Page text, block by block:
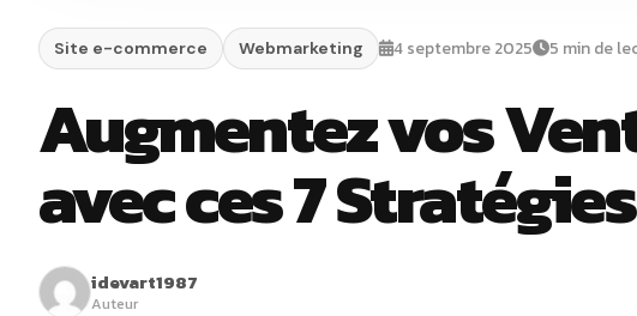
Site e-commerce Webmarketing 4 septembre 2025 5 min de
Augmentez vos
avec ces 7
idevart1987
Auteur